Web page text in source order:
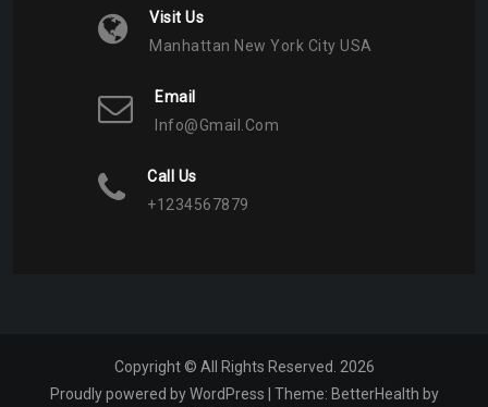
Visit Us
Manhattan New York City USA
Email
Info@gmail.com
Call Us
+1234567879
Copyright © All Rights Reserved. 2026
Proudly powered by WordPress
Theme: BetterHealth by